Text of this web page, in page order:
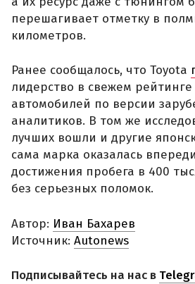
перешагивает отметку в
километров.
Ранее сообщалось, что Toyota
лидерство в свежем
автомобилей по версии
аналитиков. В том же
лучших вошли и другие
сама марка оказалась
достижения пробега в 400
без серьезных поломок.
Автор: Иван Бахарев
Источник: Autonews
Подписывайтесь на нас в